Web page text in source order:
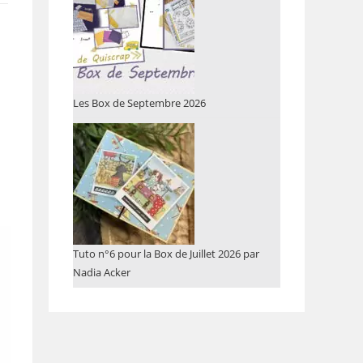
Les Box de Septembre 2026
Tuto n°6 pour la Box de Juillet 2026 par
Nadia Acker